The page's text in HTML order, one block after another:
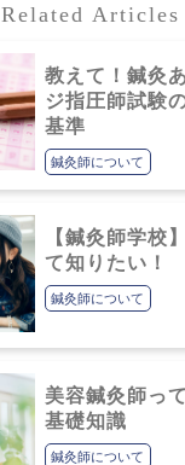
Related Articles
教えて！鍼灸
ジ指圧師試験
基準
鍼灸師について
【鍼灸師学校
て知りたい！
鍼灸師について
美容鍼灸師っ
基礎知識
鍼灸師について